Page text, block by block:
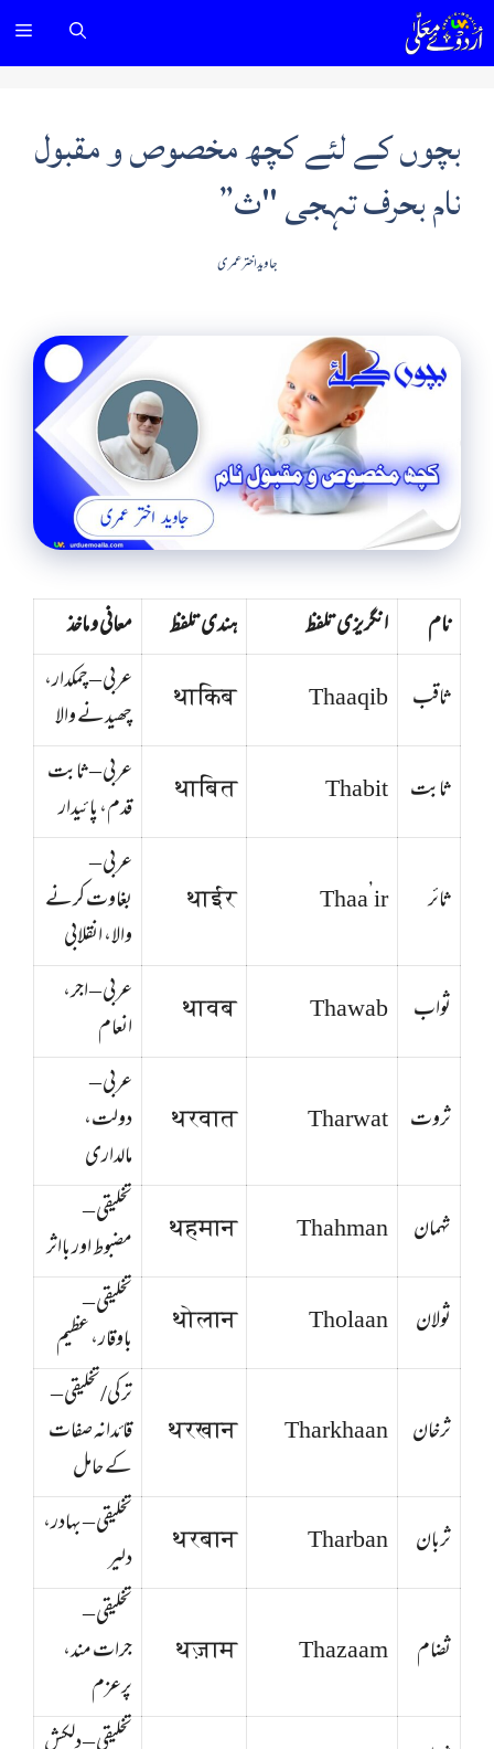
Skip
to
بچوں کے لئے کچھ مخصوص و مقبول
نام بحرف تہجی "ث”
جاوید اختر عمری
نام انگریزی تلفظ ہندی تلفظ
معانی و ماخذ
ثاقب
Thaaqib
थाकिब
عربی – چمکدار،
چھیدنے والا
ثابت Thabit
थाबित
عربی – ثابت
قدم، پائیدار
ثائر Thaa’ir
थाईर
عربی –
بغاوت کرنے
والا، انقلابی
ثواب
Thawab
थावब
عربی – اجر،
انعام
ثروت Tharwat
थरवात
عربی –
دولت،
مالداری
ثهمان
Thahman
थहमान
تخلیقی –
مضبوط اور بااثر
ثولان
Tholaan
थोलान
تخلیقی –
باوقار، عظیم
ثرخان Tharkhaan
थरखान
ترکی/تخلیقی –
قائدانہ صفات
کے حامل
ثربان
Tharban
थरबान
تخلیقی – بہادر،
دلیر
ثضام Thazaam
थज़ाम
تخلیقی –
جرات مند،
پرعزم